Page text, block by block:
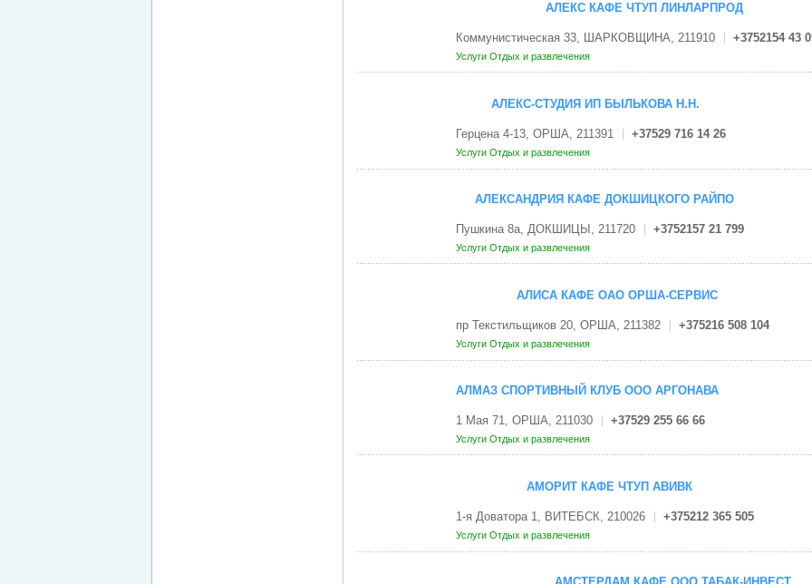
АЛЕКС КАФЕ ЧТУП ЛИНЛАРПРОД
Коммунистическая 33, ШАРКОВЩИНА, 211910 +3752154 43
Услуги Отдых и развлечения
АЛЕКС-СТУДИЯ ИП БЫЛЬКОВА Н.Н.
Герцена 4-13, ОРША, 211391 +37529 716 14 26
Услуги Отдых и развлечения
АЛЕКСАНДРИЯ КАФЕ ДОКШИЦКОГО РАЙПО
Пушкина 8а, ДОКШИЦЫ, 211720 +3752157 21 799
Услуги Отдых и развлечения
АЛИСА КАФЕ ОАО ОРША-СЕРВИС
пр Текстильщиков 20, ОРША, 211382 +375216 508 104
Услуги Отдых и развлечения
АЛМАЗ СПОРТИВНЫЙ КЛУБ ООО АРГОНАВА
1 Мая 71, ОРША, 211030 +37529 255 66 66
Услуги Отдых и развлечения
АМОРИТ КАФЕ ЧТУП АВИВК
1-я Доватора 1, ВИТЕБСК, 210026 +375212 365 505
Услуги Отдых и развлечения